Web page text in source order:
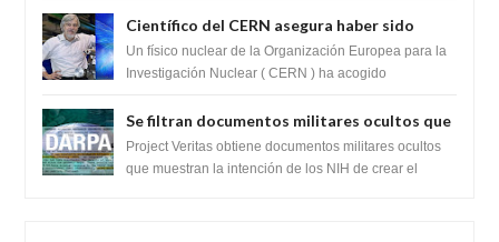
Científico del CERN asegura haber sido
ayudado por seres de luz durante una
prueba del Colisionador de Hadrones
Un físico nuclear de la Organización Europea para la
Investigación Nuclear ( CERN ) ha acogido
Se filtran documentos militares ocultos que
muestran la intención de los NIH de crear el
SARS-CoV-2, utilizando la investigación de
Project Veritas obtiene documentos militares ocultos
que muestran la intención de los NIH de crear el